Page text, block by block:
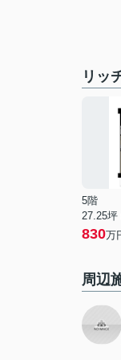
リッ
5階
27.25坪
830万
周辺